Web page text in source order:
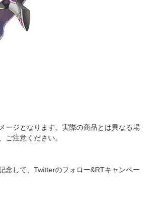
ージとなります。実際の商品とは異なる場
ご注意ください。
念して、Twitterのフォロー&RTキャンペー